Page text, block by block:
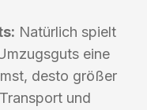
Natürlich spielt
eine
desto größer
und